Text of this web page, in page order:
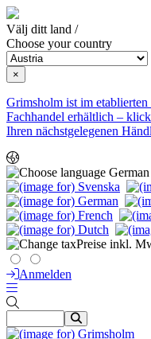
Välj ditt land /
Choose your country
×
Grimsholm ist im
Fachhandel erhältlich –
Ihren nächstgelegenen
German
Preise inkl.
Anmelden